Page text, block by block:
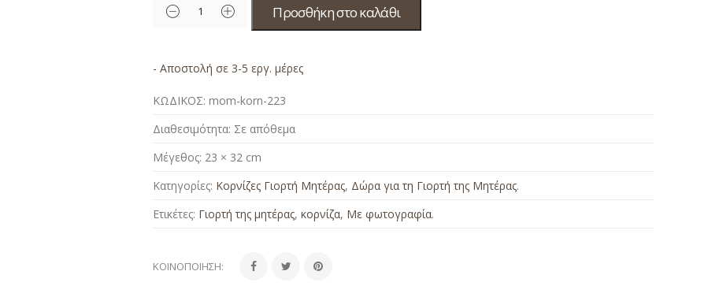
Προσθήκη στο καλάθι
- Αποστολή σε 3-5 εργ. μέρες
ΚΩΔΙΚΟΣ: mom-korn-223
Διαθεσιμότητα: Σε απόθεμα
Μέγεθος: 23 × 32 cm
Κατηγορίες: Κορνίζες Γιορτή Μητέρας, Δώρα για τη Γιορτή της Μητέρας.
Ετικέτες: Γιορτή της μητέρας,κορνίζα, Με φωτογραφία.
ΚΟΙΝΟΠΟΊΗΣΗ: